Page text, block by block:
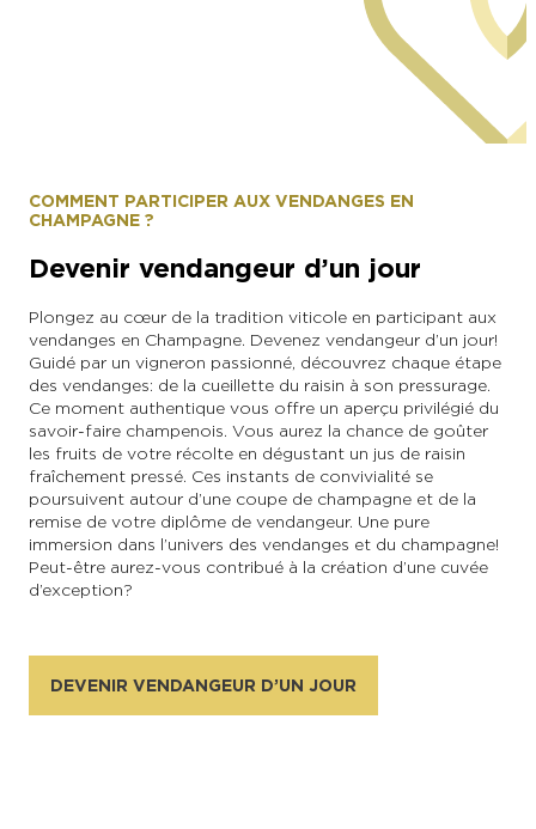
COMMENT PARTICIPER AUX VENDANGES EN
CHAMPAGNE ?
Devenir vendangeur d’un jour
Plongez au cœur de la tradition viticole en participant aux
vendanges en Champagne. Devenez vendangeur d’un jour !
Guidé par un vigneron passionné, découvrez chaque étape
des vendanges : de la cueillette du raisin à son pressurage.
Ce moment authentique vous offre un aperçu privilégié du
savoir-faire champenois. Vous aurez la chance de goûter
les fruits de votre récolte en dégustant un jus de raisin
fraîchement pressé. Ces instants de convivialité se
poursuivent autour d’une coupe de champagne et de la
remise de votre diplôme de vendangeur. Une pure
immersion dans l’univers des vendanges et du champagne !
Peut-être aurez-vous contribué à la création d’une cuvée
d’exception ?
DEVENIR VENDANGEUR D’UN JOUR